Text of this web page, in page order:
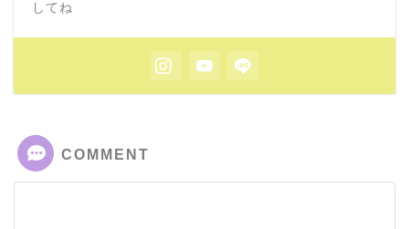
してね
COMMENT